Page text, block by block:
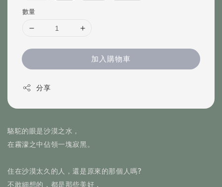
數量
加入購物車
分享
駱駝的眼是沙漠之水，
在霧濛之中佔領一塊寂黑。
住在沙漠太久的人，還是原來的那個人嗎?
不敢細想的，都是那些美好，